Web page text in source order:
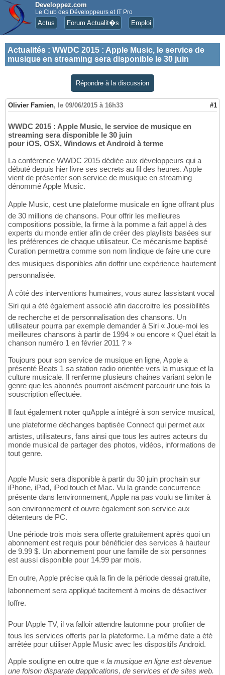
Developpez.com
Le Club des Développeurs et IT Pro
Actus Forum Actualit�s Emploi
Actualités : WWDC 2015 : Apple Music, le service de
musique en streaming sera disponible le 30 juin
Répondre à la discussion
Olivier Famien, le 09/06/2015 à 16h33 #1
WWDC 2015 : Apple Music, le service de musique en
streaming sera disponible le 30 juin
pour iOS, OSX, Windows et Android à terme
La conférence WWDC 2015 dédiée aux développeurs qui a
débuté depuis hier livre ses secrets au fil des heures. Apple
vient de présenter son service de musique en streaming
dénommé Apple Music.
Apple Music, cest une plateforme musicale en ligne offrant plus
de 30 millions de chansons. Pour offrir les meilleures
compositions possible, la firme à la pomme a fait appel à des
experts du monde entier afin de créer des playlists basées sur
les préférences de chaque utilisateur. Ce mécanisme baptisé
Curation permettra comme son nom lindique de faire une cure
des musiques disponibles afin doffrir une expérience hautement
personnalisée.
À côté des interventions humaines, vous aurez lassistant vocal
Siri qui a été également associé afin daccroitre les possibilités
de recherche et de personnalisation des chansons. Un
utilisateur pourra par exemple demander à Siri « Joue-moi les
meilleures chansons à partir de 1994 » ou encore « Quel était la
chanson numéro 1 en février 2011 ? »
Toujours pour son service de musique en ligne, Apple a
présenté Beats 1 sa station radio orientée vers la musique et la
culture musicale. Il renferme plusieurs chaines variant selon le
genre que les abonnés pourront aisément parcourir une fois la
souscription effectuée.
Il faut également noter quApple a intégré à son service musical,
une plateforme déchanges baptisée Connect qui permet aux
artistes, utilisateurs, fans ainsi que tous les autres acteurs du
monde musical de partager des photos, vidéos, informations de
tout genre.
Apple Music sera disponible à partir du 30 juin prochain sur
iPhone, iPad, iPod touch et Mac. Vu la grande concurrence
présente dans lenvironnement, Apple na pas voulu se limiter à
son environnement et ouvre également son service aux
détenteurs de PC.
Une période trois mois sera offerte gratuitement après quoi un
abonnement est requis pour bénéficier des services à hauteur
de 9.99 $. Un abonnement pour une famille de six personnes
est aussi disponible pour 14.99 par mois.
En outre, Apple précise quà la fin de la période dessai gratuite,
labonnement sera appliqué tacitement à moins de désactiver
loffre.
Pour lApple TV, il va falloir attendre lautomne pour profiter de
tous les services offerts par la plateforme. La même date a été
arrêtée pour utiliser Apple Music avec les dispositifs Android.
Apple souligne en outre que « la musique en ligne est devenue
une foison disparate dapplications, de services et de sites web.